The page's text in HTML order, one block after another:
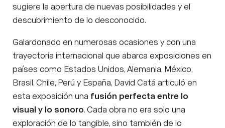
sugiere la apertura de nuevas posibilidades y el
descubrimiento de lo desconocido.
Galardonado en numerosas ocasiones y con una
trayectoria internacional que abarca exposiciones en
países como Estados Unidos, Alemania, México,
Brasil, Chile, Perú y España, David Catá articuló en
esta exposición una fusión perfecta entre lo
visual y lo sonoro . Cada obra no era solo una
exploración de lo tangible, sino también de lo